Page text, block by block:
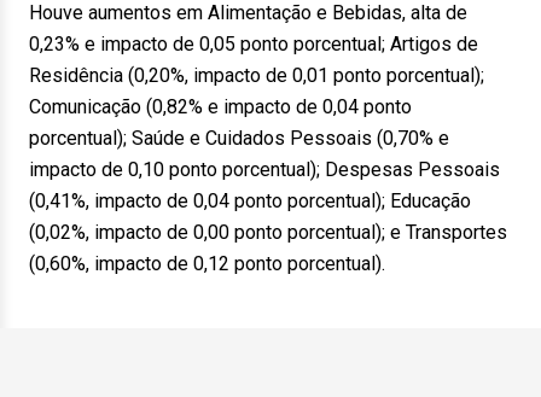
Houve aumentos em Alimentação e Bebidas, alta de
0,23% e impacto de 0,05 ponto porcentual; Artigos de
Residência (0,20%, impacto de 0,01 ponto porcentual);
Comunicação (0,82% e impacto de 0,04 ponto
porcentual); Saúde e Cuidados Pessoais (0,70% e
impacto de 0,10 ponto porcentual); Despesas Pessoais
(0,41%, impacto de 0,04 ponto porcentual); Educação
(0,02%, impacto de 0,00 ponto porcentual); e Transportes
(0,60%, impacto de 0,12 ponto porcentual).